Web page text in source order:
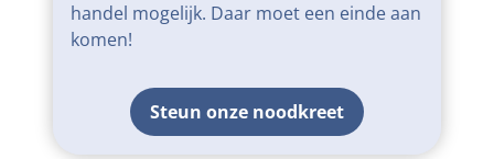
handel mogelijk. Daar moet een einde aan
komen!
Steun onze noodkreet